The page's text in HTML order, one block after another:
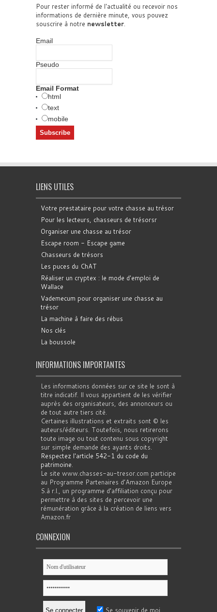
Pour rester informé de l'actualité ou recevoir nos
informations de dernière minute, vous pouvez
souscrire à notre newsletter.
Email
Pseudo
Email Format
html
text
mobile
LIENS UTILES
Votre prestataire pour votre chasse au trésor
Pour les lecteurs, chasseurs de trésorsr
Organiser une chasse au trésor
Escape room - Escape game
Chasseurs de trésors
Les puces du ChAT
Réaliser un cryptex : le mode d'emploi de
Wallace
Vademecum pour organiser une chasse au
trésor
La machine à faire des rébus
Nos clés
La boussole
INFORMATIONS IMPORTANTES
Les informations données sur ce site le sont à
titre indicatif. Il vous appartient de les vérifier
auprès des organisateurs, des annonceurs ou
de tout autre tiers cité.
Certaines illustrations et extraits sont © les
auteurs/éditeurs. Toutefois, nous retirerons
toute image ou tout contenu sous copyright
sur simple demande des ayants droits.
Respectez l'article 542-1 du code du
patrimoine.
Le site www.chasses-au-tresor.com participe
au Programme Partenaires d’Amazon Europe
S.à r.l., un programme d’affiliation conçu pour
permettre à des sites de percevoir une
rémunération grâce à la création de liens vers
Amazon.fr
CONNEXION
Se souvenir de moi